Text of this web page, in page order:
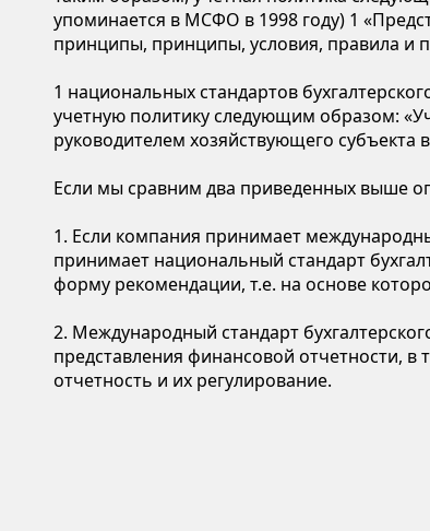
упоминается в МСФО в 1998 году) 1
принципы, принципы, условия, правила и
1 национальных стандартов
учетную политику следующим образом:
руководителем хозяйствующего
Если мы сравним два приведенных выше
1. Если компания принимает
принимает национальный стандарт
форму рекомендации, т.е. на основе
2. Международный стандарт
представления финансовой отчетности, в
отчетность и их регулирование.